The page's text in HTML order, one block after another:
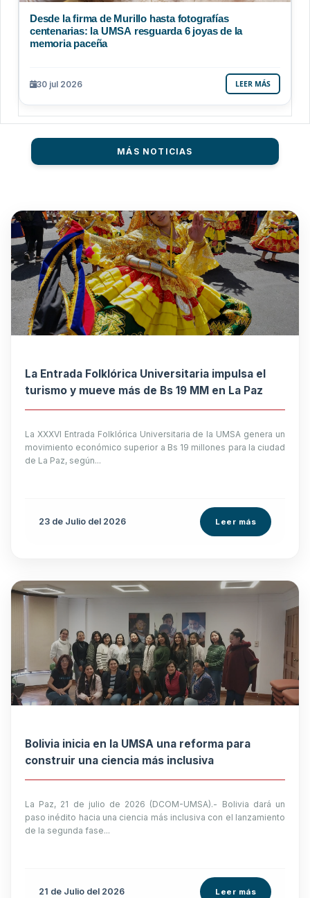
Desde la firma de Murillo hasta fotografías
centenarias: la UMSA resguarda 6 joyas de la
memoria paceña
30 jul 2026 LEER MÁS
MÁS NOTICIAS
La Entrada Folklórica Universitaria impulsa el
turismo y mueve más de Bs 19 MM en La Paz
La XXXVI Entrada Folklórica Universitaria de la UMSA genera un
movimiento económico superior a Bs 19 millones para la ciudad
de La Paz, según...
23 de Julio del 2026 Leer más
Bolivia inicia en la UMSA una reforma para
construir una ciencia más inclusiva
La Paz, 21 de julio de 2026 (DCOM-UMSA).- Bolivia dará un
paso inédito hacia una ciencia más inclusiva con el lanzamiento
de la segunda fase...
21 de Julio del 2026 Leer más